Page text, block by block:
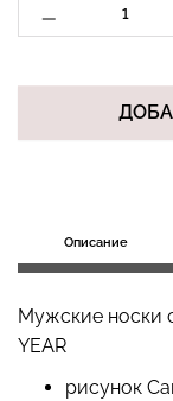
Описание
Мужские носки
YEAR
рисунок
STRING BRIEFS